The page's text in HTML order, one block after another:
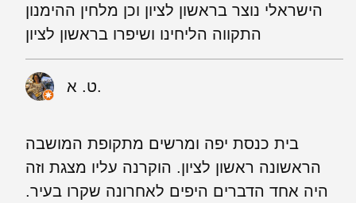
הישראלי נוצר בראשון לציון וכן מלחין ההימנון
התקווה הליחינו ושיפרו בראשון לציון
ט. א.
בית כנסת יפה ומרשים מתקופת המושבה
הראשונה ראשון לציון. הוקרנה עליו מצגת וזה
היה אחד הדברים היפים לאחרונה שקרו בעיר.